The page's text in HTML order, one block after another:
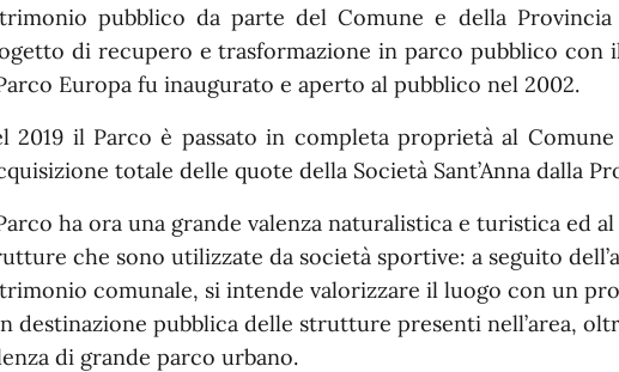
pubblico da parte del Comune e della
di recupero e trasformazione in parco pubblico
Europa fu inaugurato e aperto al pubblico nel 2002.
2019 il Parco è passato in completa proprietà al
totale delle quote della Società Sant’Anna dalla
ha ora una grande valenza naturalistica e turistica ed
che sono utilizzate da società sportive: a seguito
comunale, si intende valorizzare il luogo con un
destinazione pubblica delle strutture presenti nell’area,
di grande parco urbano.